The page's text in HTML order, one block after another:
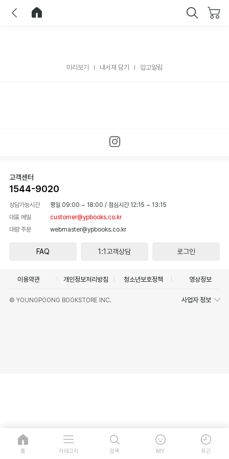
미리보기 내서재 담기 입고알림
고객센터
1544-9020
상담가능시간 평일 09:00 ~ 18:00 / 점심시간 12:15 ~ 13:15
대표 메일
customer@ypbooks.co.kr
대량 주문
webmaster@ypbooks.co.kr
FAQ 1:1고객상담 로그인
이용약관 개인정보처리방침 청소년보호정책 영상정보
© YOUNGPOONG BOOKSTORE INC. 사업자 정보
홈 카테고리 검색 MY 최근